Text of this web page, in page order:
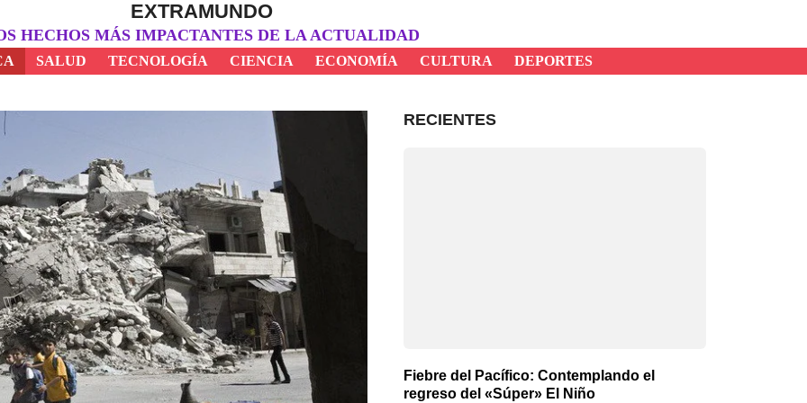
EXTRAMUNDO
HECHOS MÁS IMPACTANTES DE LA ACTUALIDAD
SALUD TECNOLOGÍA CIENCIA ECONOMÍA CULTURA DEPORTES
RECIENTES
Fiebre del Pacífico: Contemplando el
regreso del «Súper» El Niño